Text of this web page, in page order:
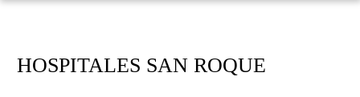
HOSPITALES SAN ROQUE